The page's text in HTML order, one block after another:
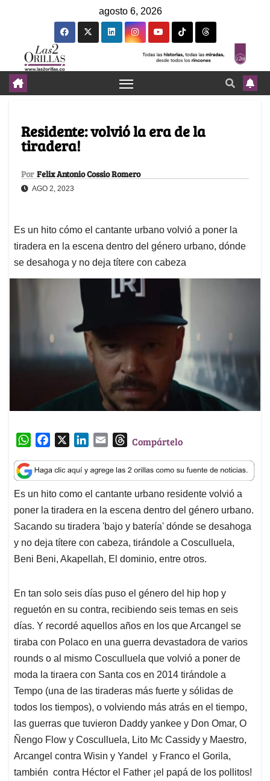
agosto 6, 2026
Residente: volvió la era de la
tiradera!
Por Felix Antonio Cossio Romero
AGO 2, 2023
Es un hito cómo el cantante urbano volvió a poner la
tiradera en la escena dentro del género urbano, dónde
se desahoga y no deja títere con cabeza
W
a
t
s
A
p
p
c
e
b
o
o
k
n
k
e
d
I
n
a
i
l
T
r
e
a
d
s
Compártelo
Es un hito como el cantante urbano residente volvió a
poner la tiradera en la escena dentro del género urbano.
Sacando su tiradera 'bajo y batería' dónde se desahoga
y no deja títere con cabeza, tirándole a Cosculluela,
Beni Beni, Akapellah, El dominio, entre otros.
En tan solo seis días puso el género del hip hop y
reguetón en su contra, recibiendo seis temas en seis
días. Y recordé aquellos años en los que Arcangel se
tiraba con Polaco en una guerra devastadora de varios
rounds o al mismo Cosculluela que volvió a poner de
moda la tiraera con Santa cos en 2014 tirándole a
Tempo (una de las tiraderas más fuerte y sólidas de
todos los tiempos), o volviendo más atrás en el tiempo,
las guerras que tuvieron Daddy yankee y Don Omar, O
Ñengo Flow y Cosculluela, Lito Mc Cassidy y Maestro,
Arcangel contra Wisin y Yandel y Franco el Gorila,
también contra Héctor el Father ¡el papá de los pollitos!